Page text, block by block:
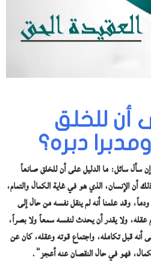
أن للخلق
دبره؟
سأل سائل: ما الدليل على أن للخلق صانعاً
أن الإنسان، الذي هو في غاية الكمال والتمام،
وقد علمنا أنه لم ينقل نفسه من حال إلى
عقله، ولا يقدر أن يحدث لنفسه سمعاً ولا بصراً،
قبل تكامله، واجتماع قوته وعقله، كان عن
فهو في حال النقصان عنه أعجز”.